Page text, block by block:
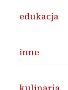
edukacja
inne